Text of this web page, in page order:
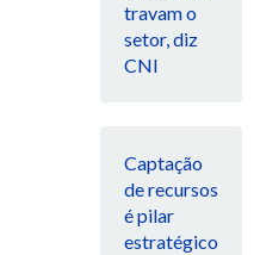
travam o
setor, diz
CNI
Captação
de recursos
é pilar
estratégico